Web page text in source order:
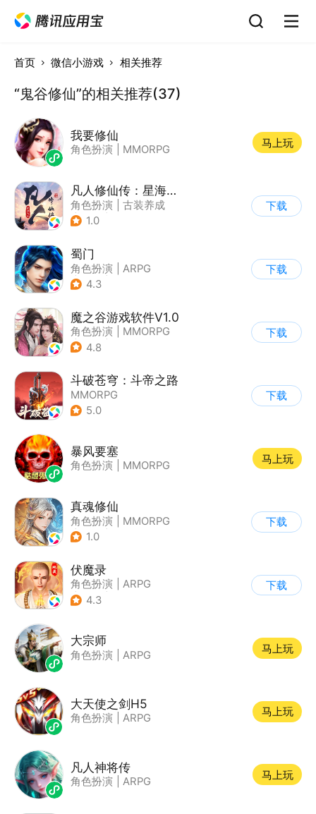
首页 微信小游戏 相关推荐
“鬼谷修仙”的相关推荐(37)
我要修仙
角色扮演 MMORPG
马上玩
凡人修仙传：星海飞驰
角色扮演
古装养成
| 仙侠
1.0
下载
蜀门
角色扮演
ARPG
| 仙侠
4.3
下载
魔之谷游戏软件V1.0
角色扮演
MMORPG
| 仙侠
4.8
下载
斗破苍穹：斗帝之路
MMORPG
5.0
下载
暴风要塞
角色扮演 MMORPG
马上玩
真魂修仙
角色扮演
MMORPG
| 仙侠
1.0
下载
伏魔录
角色扮演
ARPG
| 仙侠
4.3
下载
大宗师
角色扮演 ARPG
马上玩
大天使之剑H5
角色扮演 ARPG
马上玩
凡人神将传
角色扮演 ARPG
马上玩